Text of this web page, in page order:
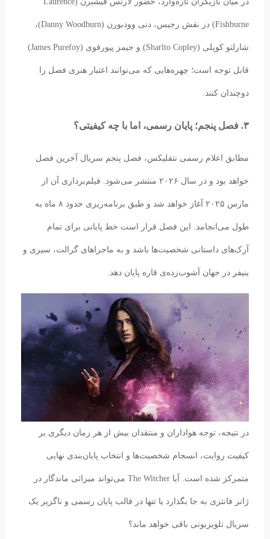
Fishburne) در نقش رجیس، دنی وودبورن (Danny Woodburn)،
شارلتو کوپلی (Sharlto Copley) و جیمز پیورفوی (James Purefoy)
قابل توجه است؛ چهره‌هایی که می‌توانند اعتبار هنری فصل را
دوچندان کنند.
۳. فصل پنجم؛ پایان رسمی، اما با چه کیفیتی؟
مطابق اعلام رسمی نتفلیکس، فصل پنجم سریال آخرین فصل
خواهد بود و در سال ۲۰۲۶ منتشر می‌شود. فیلم‌برداری آن از
مارس ۲۰۲۵ آغاز خواهد شد و طبق برنامه‌ریزی حدود ۸ ماه به
طول می‌انجامد. این فصل قرار است خط پایانی برای تمام
آرک‌های داستانی شخصیت‌ها باشد و به ماجراهای گرالت، سیری و
ینیفر در جهان آشوب‌زده‌ی قاره پایان دهد.
در نتیجه، توجه هواداران و منتقدان بیش از هر زمان دیگری بر
کیفیت روایت، انسجام شخصیت‌ها و انتخاب پایان‌بندی نهایی
متمرکز شده است. آیا The Witcher می‌تواند میراثی ماندگار در
ژانر فانتزی به جا بگذارد یا تنها در قالب پایان رسمی و ناگزیر یک
سریال تلویزیونی باقی خواهد ماند؟